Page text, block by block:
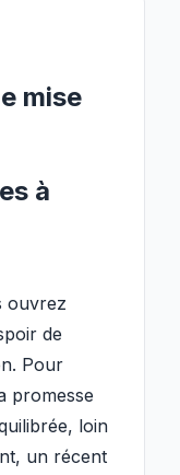
mise
à
ouvrez
de
Pour
promesse
loin
un récent